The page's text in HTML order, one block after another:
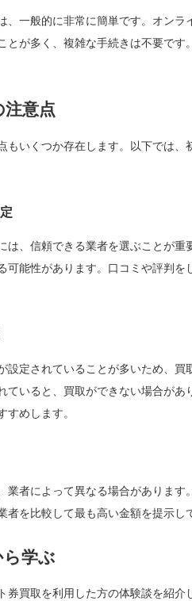
、一般的に非常に簡単です。オン
とが多く、複雑な手続きは不要で
注意点
もいくつか存在します。以下では
は、信頼できる業者を選ぶことが重
可能性があります。口コミや評判
設定されていることが多いため、
ていると、買取ができない場合が
すめします。
業者によって異なる場合がありま
者を比較して最も高い金額を提示し
学ぶ
券買取を利用した方の体験談を紹